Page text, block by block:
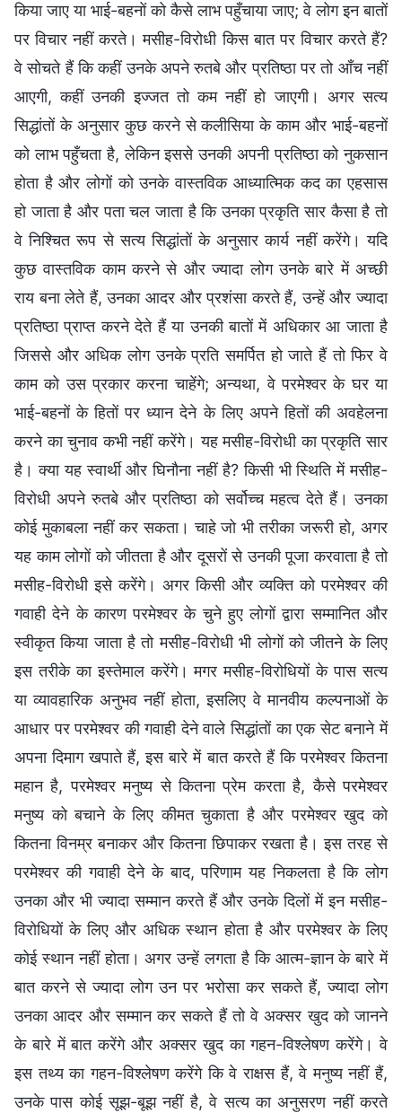
किया जाए या भाई-बहनों को कैसे लाभ पहुँचाया जाए; वे लोग इन बातों
पर विचार नहीं करते। मसीह-विरोधी किस बात पर विचार करते हैं?
वे सोचते हैं कि कहीं उनके अपने रुतबे और प्रतिष्ठा पर तो आँच नहीं
आएगी, कहीं उनकी इज्जत तो कम नहीं हो जाएगी। अगर सत्य
सिद्धांतों के अनुसार कुछ करने से कलीसिया के काम और भाई-बहनों
को लाभ पहुँचता है, लेकिन इससे उनकी अपनी प्रतिष्ठा को नुकसान
होता है और लोगों को उनके वास्तविक आध्यात्मिक कद का एहसास
हो जाता है और पता चल जाता है कि उनका प्रकृति सार कैसा है तो
वे निश्चित रूप से सत्य सिद्धांतों के अनुसार कार्य नहीं करेंगे। यदि
कुछ वास्तविक काम करने से और ज्यादा लोग उनके बारे में अच्छी
राय बना लेते हैं, उनका आदर और प्रशंसा करते हैं, उन्हें और ज्यादा
प्रतिष्ठा प्राप्त करने देते हैं या उनकी बातों में अधिकार आ जाता है
जिससे और अधिक लोग उनके प्रति समर्पित हो जाते हैं तो फिर वे
काम को उस प्रकार करना चाहेंगे; अन्यथा, वे परमेश्वर के घर या
भाई-बहनों के हितों पर ध्यान देने के लिए अपने हितों की अवहेलना
करने का चुनाव कभी नहीं करेंगे। यह मसीह-विरोधी का प्रकृति सार
है। क्या यह स्वार्थी और घिनौना नहीं है? किसी भी स्थिति में मसीह-
विरोधी अपने रुतबे और प्रतिष्ठा को सर्वोच्च महत्व देते हैं। उनका
कोई मुकाबला नहीं कर सकता। चाहे जो भी तरीका जरूरी हो, अगर
यह काम लोगों को जीतता है और दूसरों से उनकी पूजा करवाता है तो
मसीह-विरोधी इसे करेंगे। अगर किसी और व्यक्ति को परमेश्वर की
गवाही देने के कारण परमेश्वर के चुने हुए लोगों द्वारा सम्मानित और
स्वीकृत किया जाता है तो मसीह-विरोधी भी लोगों को जीतने के लिए
इस तरीके का इस्तेमाल करेंगे। मगर मसीह-विरोधियों के पास सत्य
या व्यावहारिक अनुभव नहीं होता, इसलिए वे मानवीय कल्पनाओं के
आधार पर परमेश्वर की गवाही देने वाले सिद्धांतों का एक सेट बनाने में
अपना दिमाग खपाते हैं, इस बारे में बात करते हैं कि परमेश्वर कितना
महान है, परमेश्वर मनुष्य से कितना प्रेम करता है, कैसे परमेश्वर
मनुष्य को बचाने के लिए कीमत चुकाता है और परमेश्वर खुद को
कितना विनम्र बनाकर और कितना छिपाकर रखता है। इस तरह से
परमेश्वर की गवाही देने के बाद, परिणाम यह निकलता है कि लोग
उनका और भी ज्यादा सम्मान करते हैं और उनके दिलों में इन मसीह-
विरोधियों के लिए और अधिक स्थान होता है और परमेश्वर के लिए
कोई स्थान नहीं होता। अगर उन्हें लगता है कि आत्म-ज्ञान के बारे में
बात करने से ज्यादा लोग उन पर भरोसा कर सकते हैं, ज्यादा लोग
उनका आदर और सम्मान कर सकते हैं तो वे अक्सर खुद को जानने
के बारे में बात करेंगे और अक्सर खुद का गहन-विश्लेषण करेंगे। वे
इस तथ्य का गहन-विश्लेषण करेंगे कि वे राक्षस हैं, वे मनुष्य नहीं हैं,
उनके पास कोई सूझ-बूझ नहीं है, वे सत्य का अनुसरण नहीं करते